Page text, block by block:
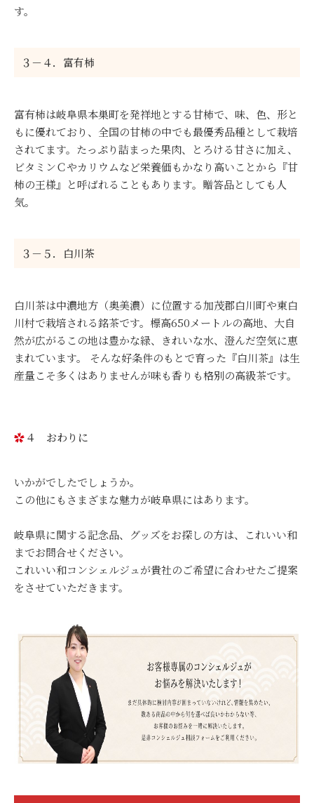
す。
３－４．富有柿
富有柿は岐阜県本巣町を発祥地とする甘柿で、味、色、形と
もに優れており、全国の甘柿の中でも最優秀品種として栽培
されてます。たっぷり詰まった果肉、とろける甘さに加え、
ビタミンＣやカリウムなど栄養価もかなり高いことから『甘
柿の王様』と呼ばれることもあります。贈答品としても人
気。
３－５．白川茶
白川茶は中濃地方（奥美濃）に位置する加茂郡白川町や東白
川村で栽培される銘茶です。標高650メートルの高地、大自
然が広がるこの地は豊かな緑、きれいな水、澄んだ空気に恵
まれています。 そんな好条件のもとで育った『白川茶』は生
産量こそ多くはありませんが味も香りも格別の高級茶です。
４ おわりに
いかがでしたでしょうか。
この他にもさまざまな魅力が岐阜県にはあります。
岐阜県に関する記念品、グッズをお探しの方は、これいい和
までお問合せください。
これいい和コンシェルジュが貴社のご希望に合わせたご提案
をさせていただきます。